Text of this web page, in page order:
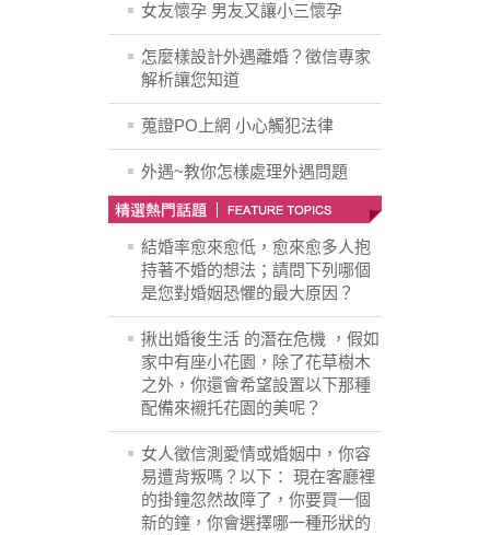
女友懷孕 男友又讓小三懷孕
怎麼樣設計外遇離婚？徵信專家
解析讓您知道
蒐證PO上網 小心觸犯法律
外遇~教你怎樣處理外遇問題
結婚率愈來愈低，愈來愈多人抱
持著不婚的想法；請問下列哪個
是您對婚姻恐懼的最大原因？
揪出婚後生活 的潛在危機 ，假如
家中有座小花園，除了花草樹木
之外，你還會希望設置以下那種
配備來襯托花園的美呢？
女人徵信測愛情或婚姻中，你容
易遭背叛嗎？以下： 現在客廳裡
的掛鐘忽然故障了，你要買一個
新的鐘，你會選擇哪一種形狀的